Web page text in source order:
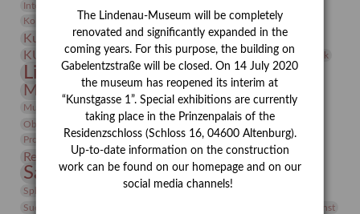
Integriertes Schädlingsmanagement
Kolosseum
Kooperationsausstellung Korkmodelle Kunst
Kunstmuseum Kunstvermittlung Kunst von Kühl
KUNSTWAND Kurs Künstler Künstlerin Lehmbruck
Lindenau-Museum Messeakademie
Museumsgeschichte Museumsnacht
Museumspädagogik Napoleon Natur
Neue Remise
Objekt im Fokus
Paul Klee
Provenienz
Provenienzforschung
Restaurierung
Sammlung Samstagszeichner Skulptur
Sonderausstellung
Sphinx
Studio Bildende Kunst
Suermondt-Ludwig-Museum
Videokunst
The Lindenau-Museum will be completely
renovated and significantly expanded in the
coming years. For this purpose, the building on
Gabelentzstraße will be closed. On 14 July 2020
the museum has reopened its interim at
“Kunstgasse 1”. Special exhibitions are currently
taking place in the Prinzenpalais of the
Residenzschloss (Schloss 16, 04600 Altenburg).
Up-to-date information on the construction
work can be found on our homepage and on our
social media channels!